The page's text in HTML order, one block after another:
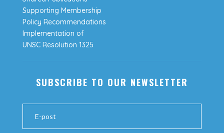
Supporting Membership
Policy Recommendations
Implementation of
UNSC Resolution 1325
SUBSCRIBE TO OUR NEWSLETTER